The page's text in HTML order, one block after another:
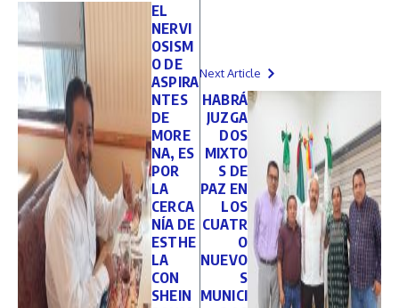
EL
NERVI
OSISM
O DE
ASPIRA
NTES
DE
MORE
NA, ES
POR
LA
CERCA
NÍA DE
ESTHE
LA
CON
SHEIN
Next Article
HABRÁ
JUZGA
DOS
MIXTO
S DE
PAZ EN
LOS
CUATR
O
NUEVO
S
MUNICI